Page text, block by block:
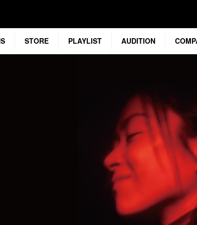
STORE PLAYLIST AUDITION